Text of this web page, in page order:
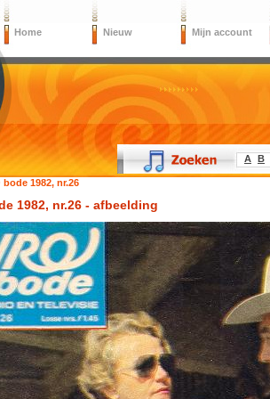
Home Nieuw Mijn account
A B
bode 1982, nr.26
1982, nr.26 - afbeelding